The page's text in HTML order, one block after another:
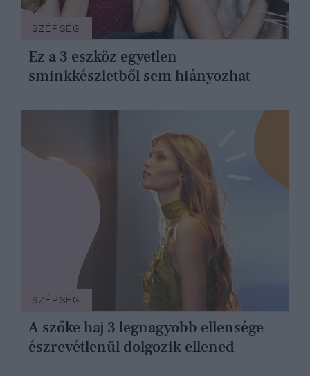
SZÉPSÉG
Ez a 3 eszköz egyetlen
sminkkészletből sem hiányozhat
SZÉPSÉG
A szőke haj 3 legnagyobb ellensége
észrevétlenül dolgozik ellened